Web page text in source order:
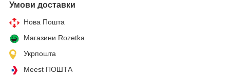
Умови доставки
Нова Пошта
Магазини Rozetka
Укрпошта
Meest ПОШТА